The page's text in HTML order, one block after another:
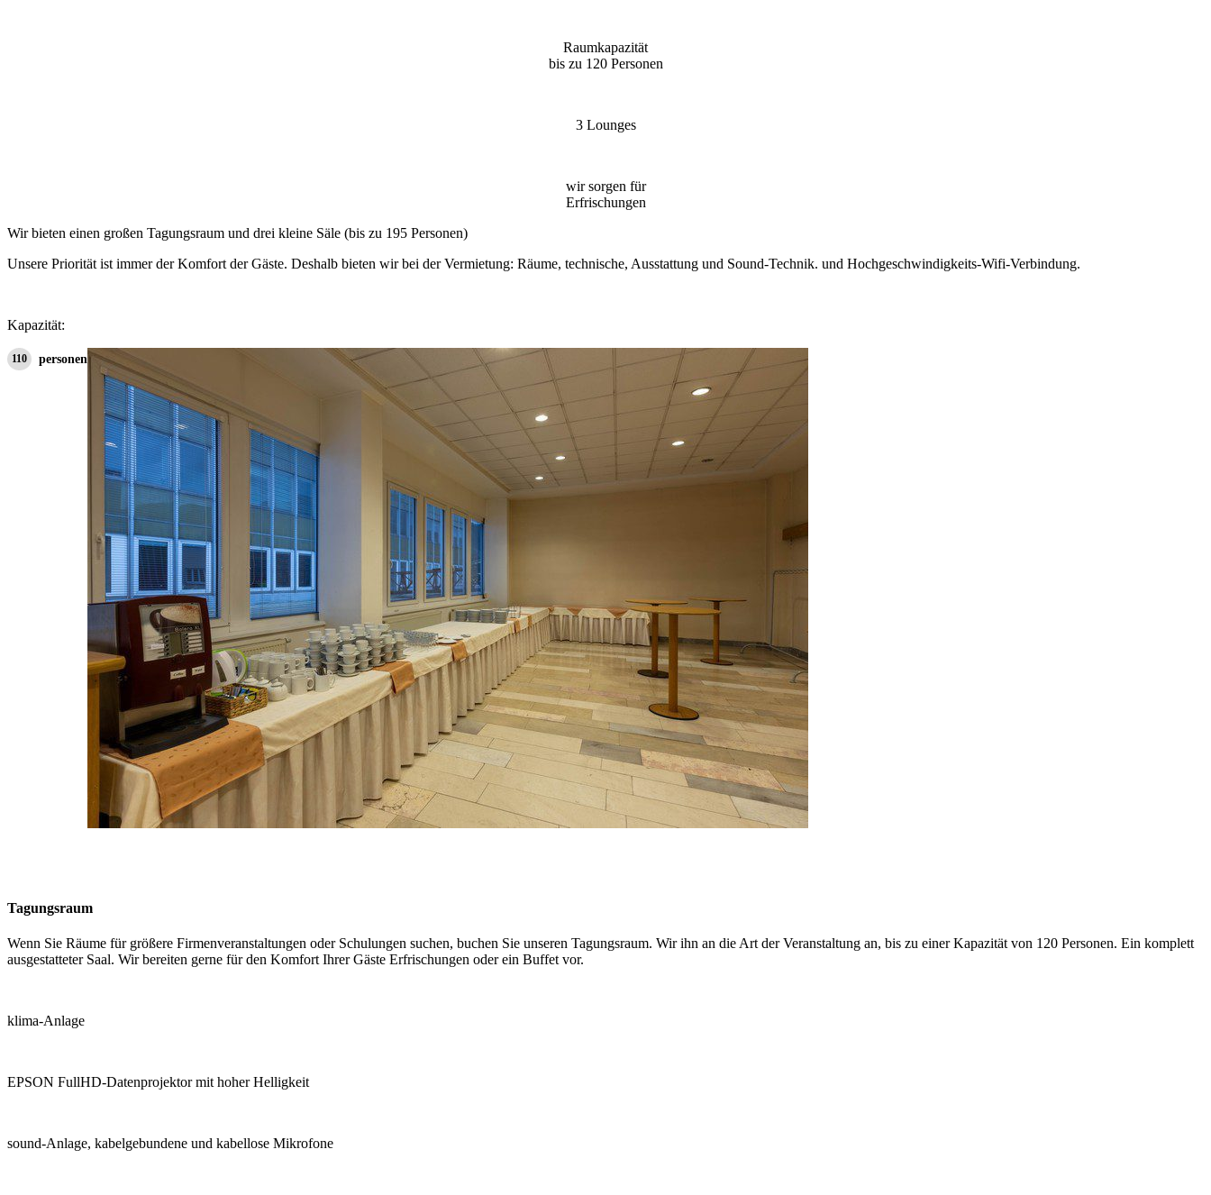
Raumkapazität
bis zu 120 Personen
3 Lounges
wir sorgen für
Erfrischungen
Wir bieten einen großen Tagungsraum und drei kleine Säle (bis zu 195 Personen)
Unsere Priorität ist immer der Komfort der Gäste. Deshalb bieten wir bei der Vermietung: Räume, technische, Ausstattung und Sound-Technik. und Hochgeschwindigkeits-Wifi-Verbindung.
Kapazität:
110 personen
Tagungsraum
Wenn Sie Räume für größere Firmenveranstaltungen oder Schulungen suchen, buchen Sie unseren Tagungsraum. Wir ihn an die Art der Veranstaltung an, bis zu einer Kapazität von 120 Personen. Ein komplett
ausgestatteter Saal. Wir bereiten gerne für den Komfort Ihrer Gäste Erfrischungen oder ein Buffet vor.
klima-Anlage
EPSON FullHD-Datenprojektor mit hoher Helligkeit
sound-Anlage, kabelgebundene und kabellose Mikrofone